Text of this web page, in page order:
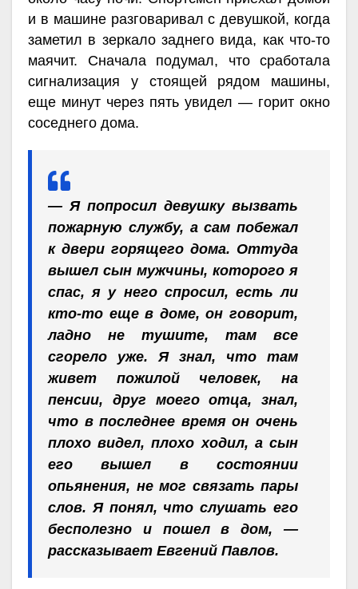
и в машине разговаривал с девушкой, когда
заметил в зеркало заднего вида, как что-то
маячит. Сначала подумал, что сработала
сигнализация у стоящей рядом машины,
еще минут через пять увидел — горит окно
соседнего дома.
— Я попросил девушку вызвать
пожарную службу, а сам побежал
к двери горящего дома. Оттуда
вышел сын мужчины, которого я
спас, я у него спросил, есть ли
кто-то еще в доме, он говорит,
ладно не тушите, там все
сгорело уже. Я знал, что там
живет пожилой человек, на
пенсии, друг моего отца, знал,
что в последнее время он очень
плохо видел, плохо ходил, а сын
его вышел в состоянии
опьянения, не мог связать пары
слов. Я понял, что слушать его
бесполезно и пошел в дом, —
рассказывает Евгений Павлов.